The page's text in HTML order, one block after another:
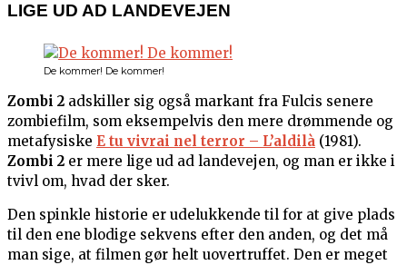
LIGE UD AD LANDEVEJEN
De kommer! De kommer!
Zombi 2 adskiller sig også markant fra Fulcis senere
zombiefilm, som eksempelvis den mere drømmende og
metafysiske E tu vivrai nel terror – L’aldilà (1981).
Zombi 2 er mere lige ud ad landevejen, og man er ikke i
tvivl om, hvad der sker.
Den spinkle historie er udelukkende til for at give plads
til den ene blodige sekvens efter den anden, og det må
man sige, at filmen gør helt uovertruffet. Den er meget